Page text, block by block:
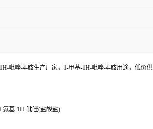
吡唑-4-胺生产厂家，1-甲基-1H-吡唑-4-胺用途，低价
氨基-1H-吡唑(盐酸盐)